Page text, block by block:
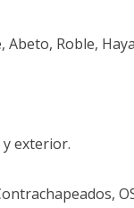
Roble,
exterior.